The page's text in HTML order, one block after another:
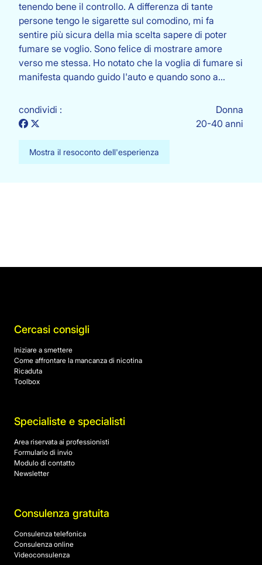
tenendo bene il controllo. A differenza di tante
persone tengo le sigarette sul comodino, mi fa
sentire più sicura della mia scelta sapere di poter
fumare se voglio. Sono felice di mostrare amore
verso me stessa. Ho notato che la voglia di fumare si
manifesta quando guido l'auto e quando sono a…
condividi :
Mostra il resoconto dell'esperienza
Donna
20-40 anni
Cercasi consigli
Iniziare a smettere
Come affrontare la mancanza di nicotina
Ricaduta
Toolbox
Specialiste e specialisti
Area riservata ai professionisti
Formulario di invio
Modulo di contatto
Newsletter
Consulenza gratuita
Consulenza telefonica
Consulenza online
Videoconsulenza